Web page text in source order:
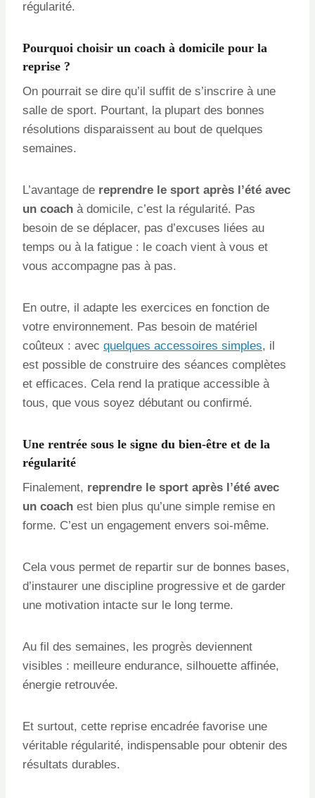
régularité.
Pourquoi choisir un coach à domicile pour la
reprise ?
On pourrait se dire qu’il suffit de s’inscrire à une
salle de sport. Pourtant, la plupart des bonnes
résolutions disparaissent au bout de quelques
semaines.
L’avantage de reprendre le sport après l’été avec
un coach à domicile, c’est la régularité. Pas
besoin de se déplacer, pas d’excuses liées au
temps ou à la fatigue : le coach vient à vous et
vous accompagne pas à pas.
En outre, il adapte les exercices en fonction de
votre environnement. Pas besoin de matériel
coûteux : avec quelques accessoires simples, il
est possible de construire des séances complètes
et efficaces. Cela rend la pratique accessible à
tous, que vous soyez débutant ou confirmé.
Une rentrée sous le signe du bien-être et de la
régularité
Finalement, reprendre le sport après l’été avec
un coach est bien plus qu’une simple remise en
forme. C’est un engagement envers soi-même.
Cela vous permet de repartir sur de bonnes bases,
d’instaurer une discipline progressive et de garder
une motivation intacte sur le long terme.
Au fil des semaines, les progrès deviennent
visibles : meilleure endurance, silhouette affinée,
énergie retrouvée.
Et surtout, cette reprise encadrée favorise une
véritable régularité, indispensable pour obtenir des
résultats durables.